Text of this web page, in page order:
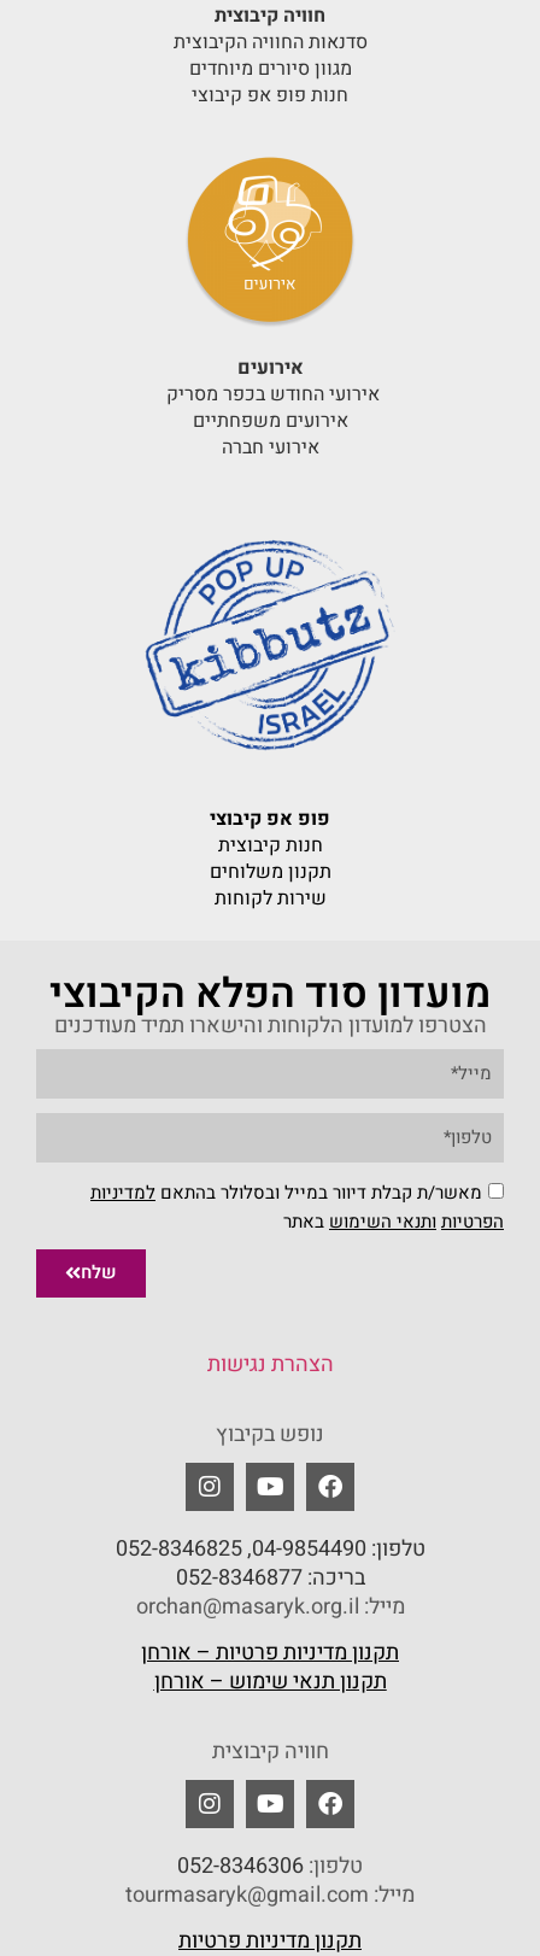
חוויה קיבוצית
סדנאות החוויה הקיבוצית
מגוון סיורים מיוחדים
חנות פופ אפ קיבוצי
אירועים
אירועי החודש בכפר מסריק
אירועים משפחתיים
אירועי חברה
פופ אפ קיבוצי
חנות קיבוצית
תקנון משלוחים
שירות לקוחות
מועדון סוד הפלא הקיבוצי
הצטרפו למועדון הלקוחות והישארו תמיד מעודכנים
מאשר/ת קבלת דיוור במייל ובסלולר בהתאם למדיניות
הפרטיות ותנאי השימוש באתר
שלח
הצהרת נגישות
נופש בקיבוץ
טלפון: 04-9854490
, 052-8346825
בריכה:052-8346877
מייל: orchan@masaryk.org.il
תקנון מדיניות פרטיות – אורחן
תקנון תנאי שימוש – אורחן
חוויה קיבוצית
טלפון:052-8346306
מייל: tourmasaryk@gmail.com
תקנון מדיניות פרטיות